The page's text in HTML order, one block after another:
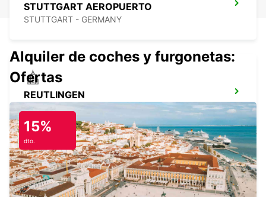
STUTTGART AEROPUERTO
STUTTGART - GERMANY
REUTLINGEN
REUTLINGEN - GERMANY
STUTTGART CIUDAD
Alquiler de coches y furgonetas:
Ofertas
15%
dto.